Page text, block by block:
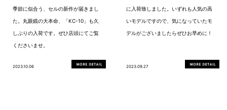
季節に似合う、セルの新作が届きまし
た。丸眼鏡の大本命、「KC-10」も久
しぶりの入荷です。ぜひ店頭にてご覧
くださいませ。
2023.10.06
に入荷致しました。いずれも人気の高
いモデルですので、気になっていたモ
デルがございましたらぜひお早めに！
2023.09.27